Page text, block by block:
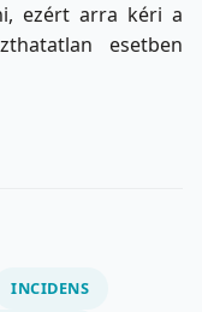
ezért arra kéri a
esetben
INCIDENS